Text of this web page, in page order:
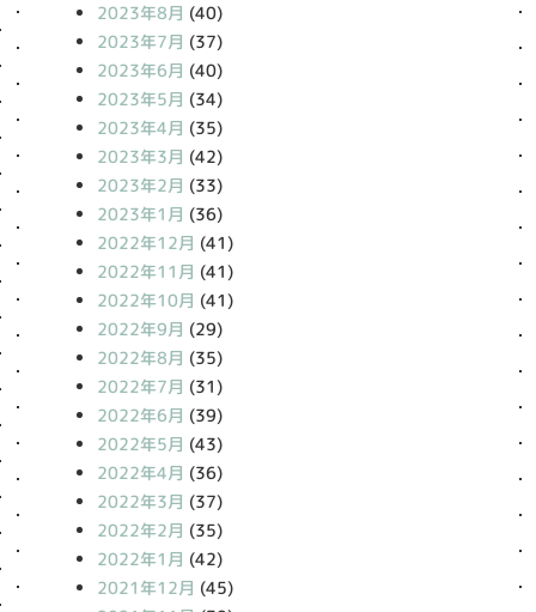
2023年8月 (40)
2023年7月 (37)
2023年6月 (40)
2023年5月 (34)
2023年4月 (35)
2023年3月 (42)
2023年2月 (33)
2023年1月 (36)
2022年12月 (41)
2022年11月 (41)
2022年10月 (41)
2022年9月 (29)
2022年8月 (35)
2022年7月 (31)
2022年6月 (39)
2022年5月 (43)
2022年4月 (36)
2022年3月 (37)
2022年2月 (35)
2022年1月 (42)
2021年12月 (45)